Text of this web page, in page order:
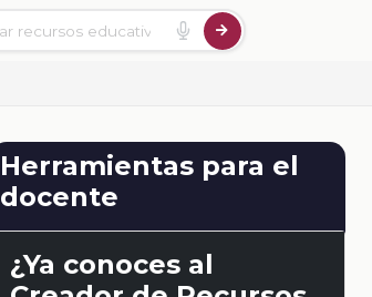
Herramientas para el
docente
¿Ya conoces al